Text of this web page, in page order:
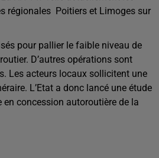
régionales Poitiers et Limoges sur
pour pallier le faible niveau de
D’autres opérations sont
Les acteurs locaux sollicitent une
L’Etat a donc lancé une étude
concession autoroutière de la